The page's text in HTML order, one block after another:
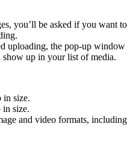
you’ll be asked if you want to
uploading, the pop-up window
up in your list of media.
in size.
in size.
and video formats, including